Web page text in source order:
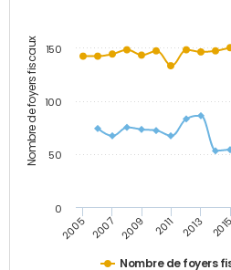
Nombre de foyers fiscaux
Nombre de foyers
2005 2007 2009 2011 2013 2015
0
50
100
150